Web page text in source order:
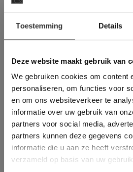
Toestemming Details
Deze website maakt gebruik van
We gebruiken cookies om content
personaliseren, om functies voor
en om ons websiteverkeer te
informatie over uw gebruik van
partners voor social media,
partners kunnen deze gegevens
informatie die u aan ze heeft
verzameld op basis van uw
Binnen 24 uur een
Meer dan 500 m2
Deze website
gebruik van
This Cookie Banner was
longer working. Please
administrator.
Deze website gebruikt
gebruikerservaring te
gebruik te maken van onze
toestemming voor alle
overeenstemming met ons
verder
ALLES